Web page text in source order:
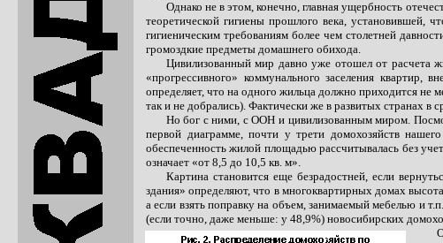
Однако не в этом, конечно, главная ущербность
теоретической гигиены прошлого века,
гигиеническим требованиям более чем столетней
громоздкие предметы домашнего обихода.
Цивилизованный мир давно уже отошел от расчета
«прогрессивного» коммунального заселения
определяет, что на одного жильца должно приходится не
так и не добрались). Фактически же в развитых странах
Но бог с ними, с ООН и цивилизованным миром.
первой диаграмме, почти у трети домохозяйств
обеспеченность жилой площадью рассчитывалась без
означает «от 8,5 до 10,5 кв. м».
Картина становится еще безрадостней, если
здания» определяют, что в многоквартирных домах
а если взять поправку на объем, занимаемый мебелью и
(если точно, даже меньше: у 48,9%) новосибирских